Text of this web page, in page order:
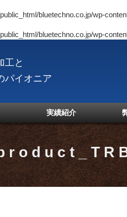
bluetechno.co.jp/wp-
bluetechno.co.jp/wp-
工と
パイオニア
実績紹介